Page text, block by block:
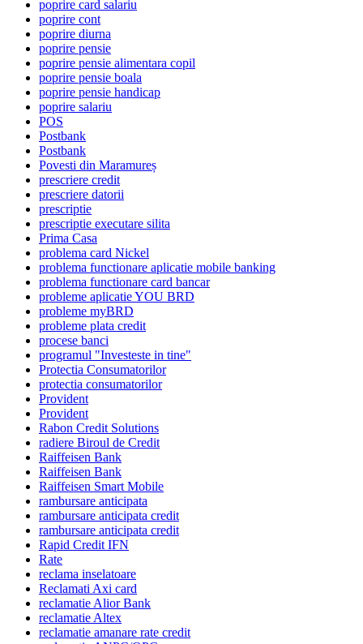
poprire card salariu
poprire cont
poprire diurna
poprire pensie
poprire pensie alimentara copil
poprire pensie boala
poprire pensie handicap
poprire salariu
POS
Postbank
Postbank
Povesti din Maramureș
prescriere credit
prescriere datorii
prescriptie
prescriptie executare silita
Prima Casa
problema card Nickel
problema functionare aplicatie mobile banking
problema functionare card bancar
probleme aplicatie YOU BRD
probleme myBRD
probleme plata credit
procese banci
programul "Investeste in tine"
Protectia Consumatorilor
protectia consumatorilor
Provident
Provident
Rabon Credit Solutions
radiere Biroul de Credit
Raiffeisen Bank
Raiffeisen Bank
Raiffeisen Smart Mobile
rambursare anticipata
rambursare anticipata credit
rambursare anticipata credit
Rapid Credit IFN
Rate
reclama inselatoare
Reclamati Axi card
reclamatie Alior Bank
reclamatie Altex
reclamatie amanare rate credit